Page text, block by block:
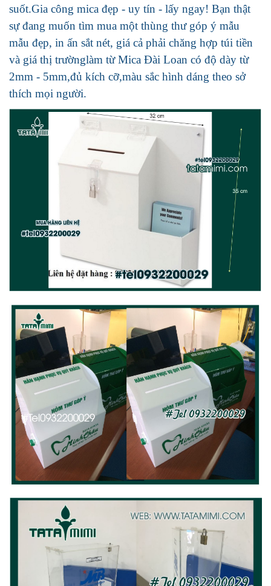
suốt.Gia công mica đẹp - uy tín - lấy ngay! Bạn thật
sự đang muốn tìm mua một thùng thư góp ý mẫu
mẫu đẹp, in ấn sắt nét, giá cả phải chăng hợp túi tiền
và giá thị trườnglàm từ Mica Đài Loan có độ dày từ
2mm - 5mm,đủ kích cỡ,màu sắc hình dáng theo sở
thích mọi người.